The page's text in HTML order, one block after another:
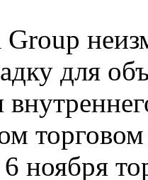
для
ноября